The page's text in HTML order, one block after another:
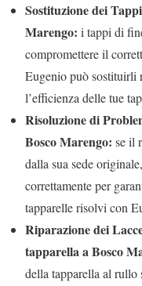
Sostituzione dei
Marengo: i tappi di
compromettere il
Eugenio può sostituirli
l’efficienza delle tue
Risoluzione di
Bosco Marengo: se il
dalla sua sede
correttamente per
tapparelle risolvi con
Riparazione dei
tapparella a Bosco
della tapparella al